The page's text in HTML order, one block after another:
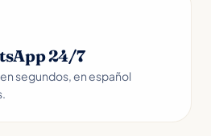
24/7
segundos, en español